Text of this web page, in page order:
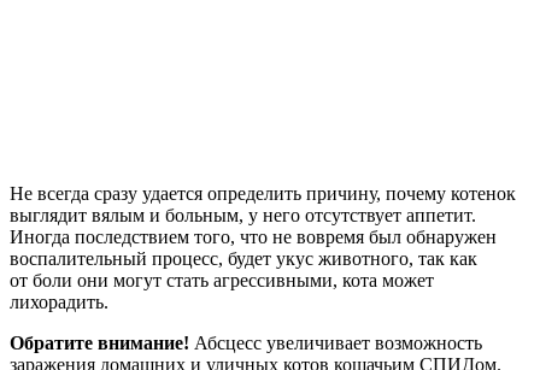
Не всегда сразу удается определить причину, почему котенок
выглядит вялым и больным, у него отсутствует аппетит.
Иногда последствием того, что не вовремя был обнаружен
воспалительный процесс, будет укус животного, так как
от боли они могут стать агрессивными, кота может
лихорадить.
Обратите внимание! Абсцесс увеличивает возможность
заражения домашних и уличных котов кошачьим СПИДом.